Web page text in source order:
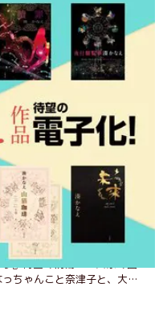
子で読める！
月間
たり(1/2)
今日子&小林聡美W主演、
り』待望の続編！ 実家の団
ちゃんこと奈津子と、大学